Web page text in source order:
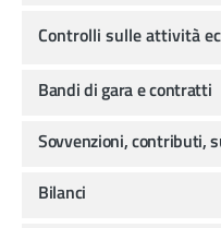
Controlli sulle attività
Bandi di gara e contratti
Sovvenzioni, contributi,
Bilanci